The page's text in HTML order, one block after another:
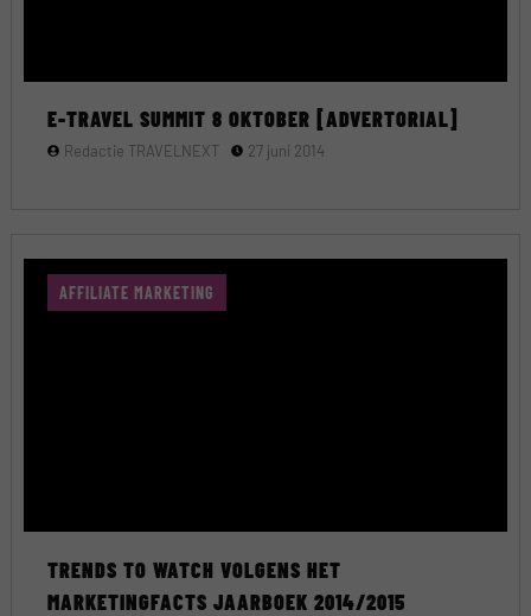
E-TRAVEL SUMMIT 8 OKTOBER [ADVERTORIAL]
Redactie TRAVELNEXT 27 juni 2014
AFFILIATE MARKETING
TRENDS TO WATCH VOLGENS HET
MARKETINGFACTS JAARBOEK 2014/2015